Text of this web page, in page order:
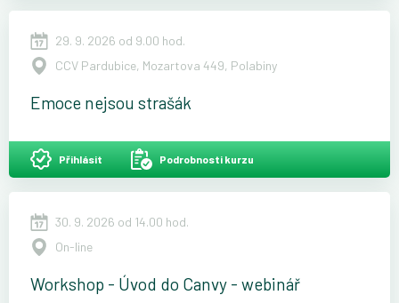
29. 9. 2026 od 9.00 hod.
CCV Pardubice, Mozartova 449, Polabiny
Emoce nejsou strašák
Přihlásit Podrobnosti kurzu
30. 9. 2026 od 14.00 hod.
On-line
Workshop - Úvod do Canvy - webinář